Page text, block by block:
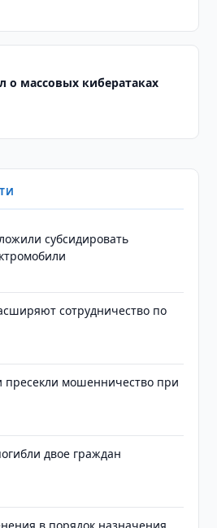
о массовых кибератаках
субсидировать
сотрудничество по
пресекли мошенничество при
двое граждан